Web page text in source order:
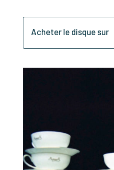
Acheter le disque sur